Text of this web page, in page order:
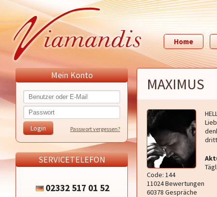
Home
Mein Konto
Passwort vergessen?
SERVICETELEFON
02332 517 01 52
MAXIMUS
Code: 144
11024 Bewertungen
60378 Gespräche